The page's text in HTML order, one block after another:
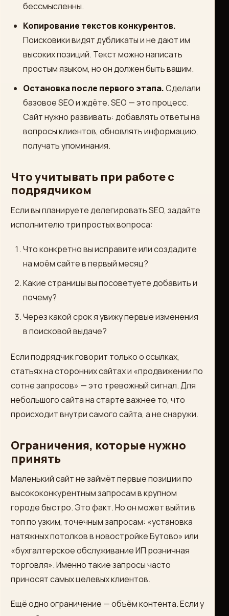
бессмысленны.
Копирование текстов конкурентов.
Поисковики видят дубликаты и не дают им
высоких позиций. Текст можно написать
простым языком, но он должен быть вашим.
Остановка после первого этапа.Сделали
базовое SEO и ждёте. SEO — это процесс.
Сайт нужно развивать: добавлять ответы на
вопросы клиентов, обновлять информацию,
получать упоминания.
Что учитывать при работе с
подрядчиком
Если вы планируете делегировать SEO, задайте
исполнителю три простых вопроса:
Что конкретно вы исправите или создадите
на моём сайте в первый месяц?
Какие страницы вы посоветуете добавить и
почему?
Через какой срок я увижу первые изменения
в поисковой выдаче?
Если подрядчик говорит только о ссылках,
статьях на сторонних сайтах и «продвижении по
сотне запросов» — это тревожный сигнал. Для
небольшого сайта на старте важнее то, что
происходит внутри самого сайта, а не снаружи.
Ограничения, которые нужно
принять
Маленький сайт не займёт первые позиции по
высококонкурентным запросам в крупном
городе быстро. Это факт. Но он может выйти в
топ по узким, точечным запросам: «установка
натяжных потолков в новостройке Бутово» или
«бухгалтерское обслуживание ИП розничная
торговля». Именно такие запросы часто
приносят самых целевых клиентов.
Ещё одно ограничение — объём контента. Если у